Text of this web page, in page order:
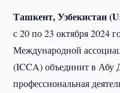
Ташкент, Узбекистан
с 20 по 23 октября 2024
Международной
(ICCA) объединит в Абу
профессиональная